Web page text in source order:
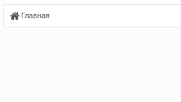
Главная